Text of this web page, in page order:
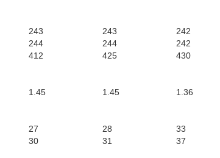
243 243 242
244 244 242
412 425 430
1.45 1.45 1.36
27 28 33
30 31 37